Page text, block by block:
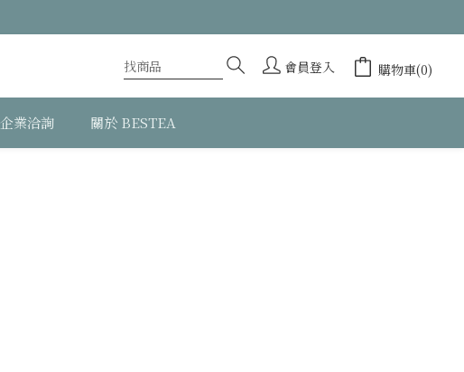
會員登入 購物車(0)
企業洽詢 關於 BESTEA